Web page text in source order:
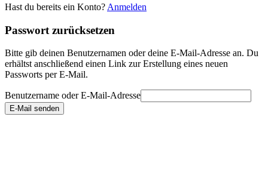
Hast du bereits ein Konto? Anmelden
Passwort zurücksetzen
Bitte gib deinen Benutzernamen oder deine E-Mail-Adresse an. Du
erhältst anschließend einen Link zur Erstellung eines neuen
Passworts per E-Mail.
Benutzername oder E-Mail-Adresse
E-Mail senden